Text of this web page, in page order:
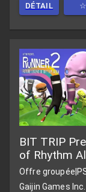
DÉTAIL ☆
BIT TRIP
of Rhythm
Offre groupée
Gaijin Games Inc.